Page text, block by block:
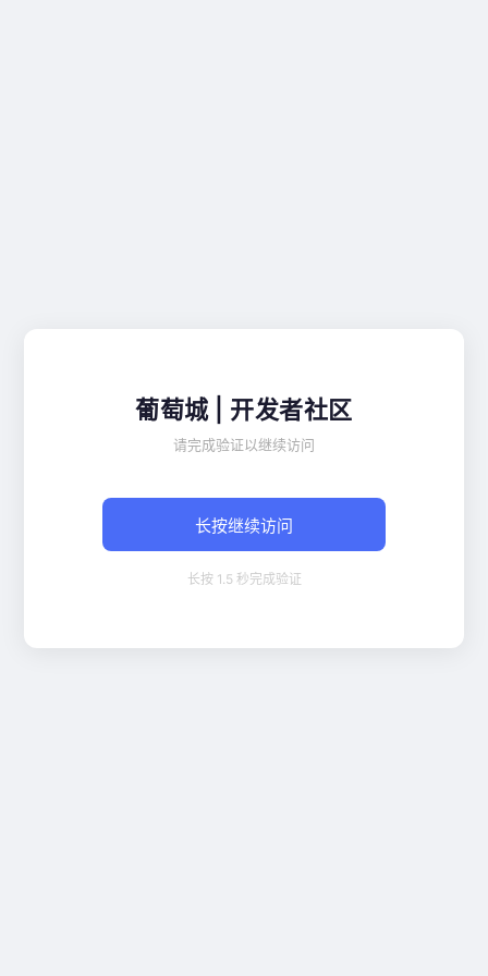
葡萄城 | 开发者社区
请完成验证以继续访问
长按继续访问
长按 1.5 秒完成验证